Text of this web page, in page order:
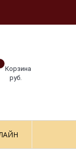
Корзина
руб.